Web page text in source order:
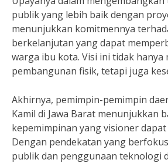
publik yang lebih baik dengan
menunjukkan komitmennya
berkelanjutan yang dapat
warga ibu kota. Visi ini tidak hanya
pembangunan fisik, tetapi juga
Akhirnya, pemimpin-pemimpin
Kamil di Jawa Barat menunjukkan
kepemimpinan yang visioner
Dengan pendekatan yang
publik dan penggunaan teknologi